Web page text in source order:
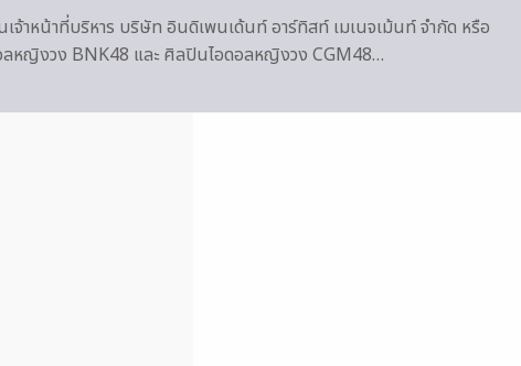
เจ้าหน้าที่บริหาร บริษัท อินดิเพนเด้นท์ อาร์ทิสท์ เมเนจเม้นท์ จำกัด หรือ
หญิงวง BNK48 และ ศิลปินไอดอลหญิงวง CGM48…